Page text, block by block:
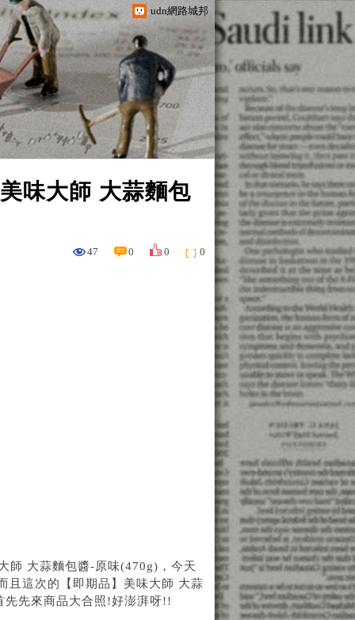
udn網路城邦
味大師 大蒜麵包
47 0 0 0
師 大蒜麵包醬-原味(470g) ，今天
且這次的
【即期品】美味大師 大蒜
先先來商品大合照!好澎湃呀!!